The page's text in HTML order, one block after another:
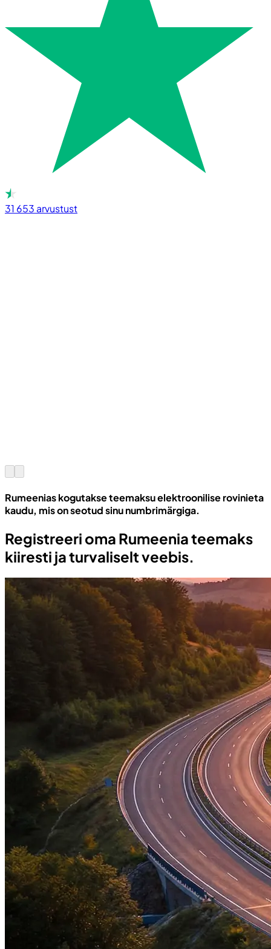
31 653 arvustust
Rumeenias kogutakse teemaksu elektroonilise rovinieta
kaudu, mis on seotud sinu numbrimärgiga.
Registreeri oma Rumeenia teemaks
kiiresti ja turvaliselt veebis.